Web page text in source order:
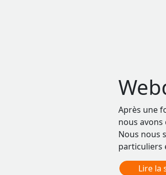
Après une
nous
Nous nous
particuliers
Lire la